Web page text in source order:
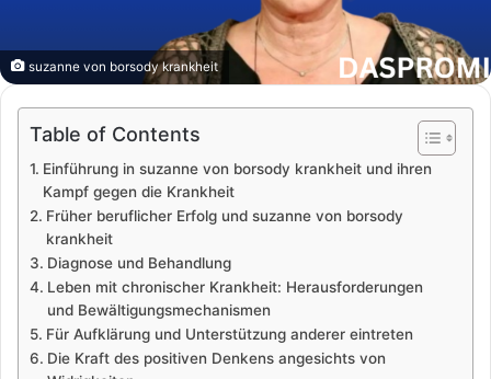
suzanne von borsody krankheit
Table of Contents
Einführung in suzanne von borsody krankheit und ihren
Kampf gegen die Krankheit
Früher beruflicher Erfolg und suzanne von borsody
krankheit
Diagnose und Behandlung
Leben mit chronischer Krankheit: Herausforderungen
und Bewältigungsmechanismen
Für Aufklärung und Unterstützung anderer eintreten
Die Kraft des positiven Denkens angesichts von